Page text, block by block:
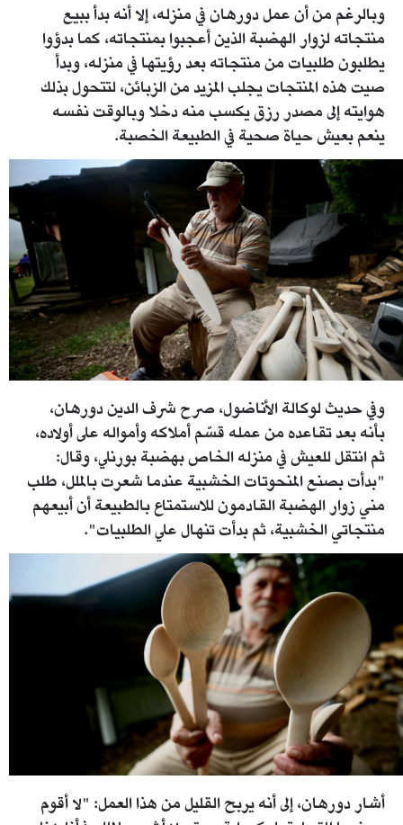
وبالرغم من أن عمل دورهان في منزله، إلا أنه بدأ ببيع
منتجاته لزوار الهضبة الذين أعجبوا بمنتجاته، كما بدؤوا
يطلبون طلبيات من منتجاته بعد رؤيتها في منزله، وبدأ
صيت هذه المنتجات يجلب المزيد من الزبائن، لتتحول بذلك
هوايته إلى مصدر رزق يكسب منه دخلا وبالوقت نفسه
ينعم بعيش حياة صحية في الطبيعة الخصبة.
1606210.jpg
وفي حديث لوكالة الأناضول، صرح شرف الدين دورهان،
بأنه بعد تقاعده من عمله قسّم أملاكه وأمواله على أولاده،
ثم انتقل للعيش في منزله الخاص بهضبة بورنلي، وقال:
"بدأت بصنع المنحوتات الخشبية عندما شعرت بالملل، طلب
مني زوار الهضبة القادمون للاستمتاع بالطبيعة أن أبيعهم
منتجاتي الخشبية، ثم بدأت تنهال علي الطلبيات".
1606217.jpg
أشار دورهان، إلى أنه يربح القليل من هذا العمل: "لا أقوم